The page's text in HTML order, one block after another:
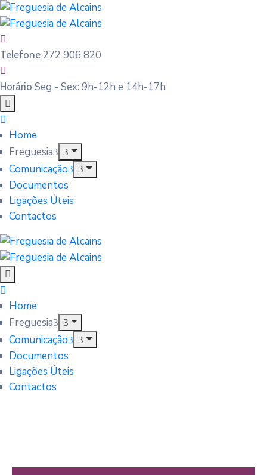
Telefone 272 906 820
Horário Seg - Sex: 9h-12h e 14h-17h
Home
Freguesia
Comunicação
Documentos
Ligações Úteis
Contactos
Home
Freguesia
Comunicação
Documentos
Ligações Úteis
Contactos